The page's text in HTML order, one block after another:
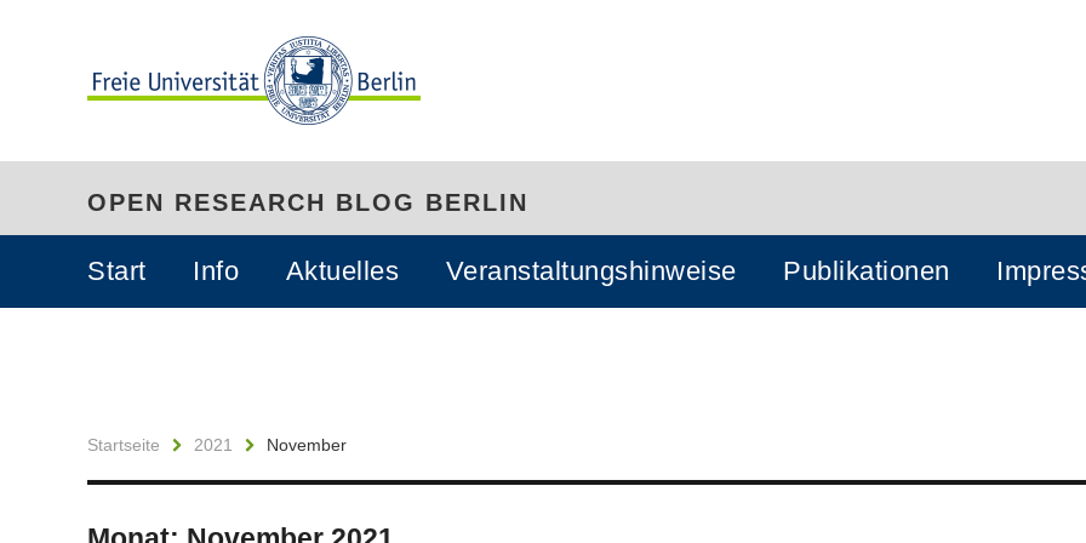
OPEN RESEARCH BLOG BERLIN
Start Info Aktuelles Veranstaltungshinweise Publikationen
Startseite 2021 November